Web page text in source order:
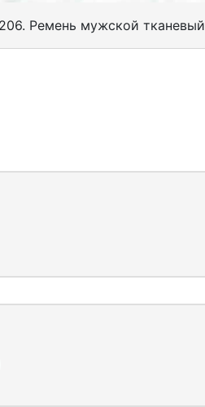
Ремень мужской тканевый